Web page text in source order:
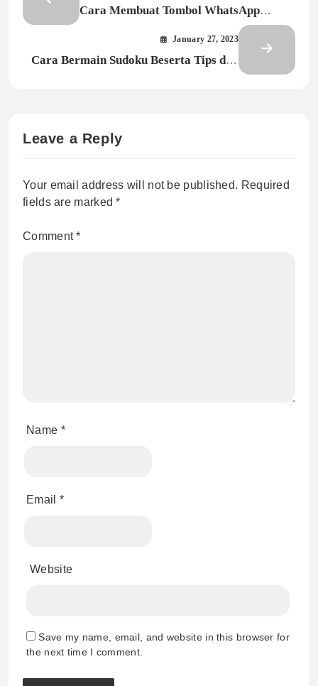
Cara Membuat Tombol WhatsApp
Mengambang di Situs WordPress Tanpa
January 27, 2023
Cara Bermain Sudoku Beserta Tips dan
Leave a Reply
Your email address will not be published. Required
fields are marked*
Comment*
Name *
Email *
Website
Save my name, email, and website in this browser for
the next time I comment.